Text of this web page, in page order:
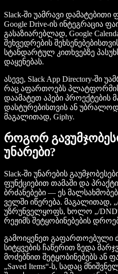
Slack-ში უამრავი დამატებითი
Google Drive-ის ინტეგრაცია
გასაზიარებლად, Google
შეხვედრების
სტანდარტულ კითხვებზე
დაყენებას.
ასევე, Slack App Directory-ში
რაც აფართოებს
დაამატეთ აპები პროექტების
დასტურებისთვის ან
მაგალითად, Giphy.
როგორ
უნარები?
Slack-ში უნარების
ფუნქციებით თამაში და
ბრძანებები — ეს
ველში იწერება. მაგალითად,
უზრუნველყოფს, ხოლო „/
რეჟიმს შეტყობინებების
გამოიყენეთ გაფართოებული
სიტყვების ჩაწერით ზედა
მოძებნით შეტყობინებებს ან
„Saved Items“-ს, სადაც